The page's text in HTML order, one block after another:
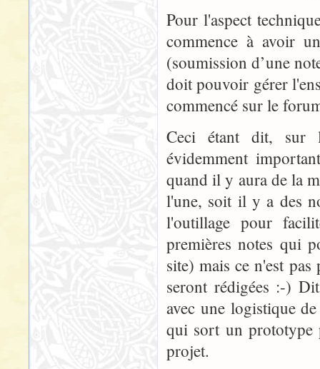
Pour l'aspect
commence à avoir
(soumission d’une
doit pouvoir gérer
commencé sur le
Ceci étant dit, sur
évidemment
quand il y aura de la
l'une, soit il y a des
l'outillage pour
premières notes qui
site) mais ce n'est
seront rédigées :-)
avec une logistique
qui sort un prototype
projet.